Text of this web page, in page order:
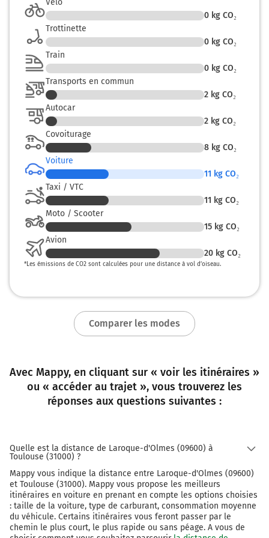
1h22 Toulouse
31000-31500
Vélo
0 kg CO₂
Trottinette
0 kg CO₂
Train
0 kg CO₂
Transports en commun
2 kg CO₂
Autocar
2 kg CO₂
Covoiturage
8 kg CO₂
Voiture
11 kg CO₂
Taxi / VTC
11 kg CO₂
Moto / Scooter
15 kg CO₂
Avion
20 kg CO₂
*Les émissions de CO2 sont calculées pour une distance à vol d’oiseau.
Comparer les modes
Avec Mappy, en cliquant sur « voir les itinéraires »
ou « accéder au trajet », vous trouverez les
réponses aux questions suivantes :
Quelle est la distance de Laroque-d'Olmes (09600) à
Toulouse (31000) ?
Mappy vous indique la distance entre Laroque-d'Olmes (09600)
et Toulouse (31000). Mappy vous propose les meilleurs
itinéraires en voiture en prenant en compte les options choisies
: taille de la voiture, type de carburant, consommation moyenne
du véhicule. Certains itinéraires vous feront passer par le
chemin le plus court, le plus rapide ou sans péage. A vous de